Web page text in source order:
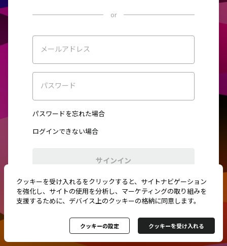
or
メールアドレス
パスワード
パスワードを忘れた場合
ログインできない場合
サインイン
初めてご利用ですか？新規登録
クッキーを受け入れるをクリックすると、サイトナビゲーション
を強化し、サイトの使用を分析し、マーケティングの取り組みを
支援するために、デバイス上のクッキーの格納に同意します。
クッキーの設定 クッキーを受け入れる